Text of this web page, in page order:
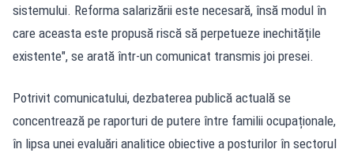
sistemului. Reforma salarizării este necesară, însă modul în
care aceasta este propusă riscă să perpetueze inechitățile
existente", se arată într-un comunicat transmis joi presei.
Potrivit comunicatului, dezbaterea publică actuală se
concentrează pe raporturi de putere între familii ocupaționale,
în lipsa unei evaluări analitice obiective a posturilor în sectorul